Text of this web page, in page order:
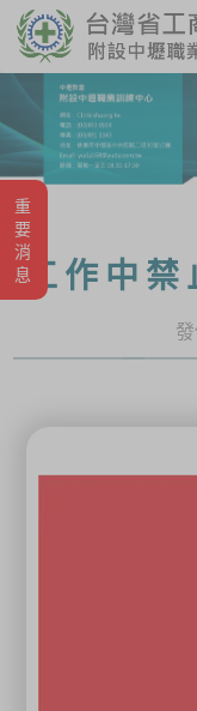
重要消息工作中禁